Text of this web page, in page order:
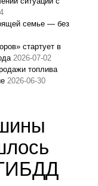
семье — без
стартует в
2026-07-02
топлива
2026-06-30